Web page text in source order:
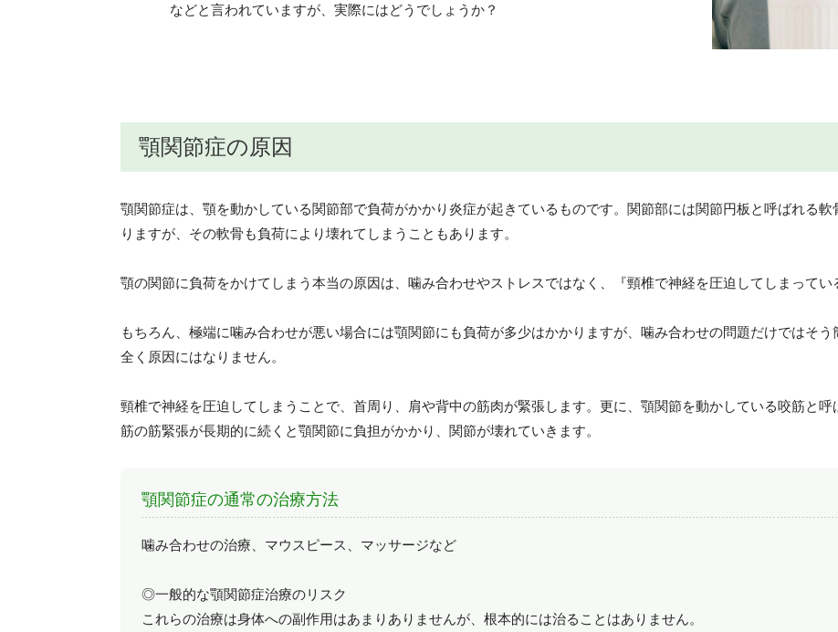
などと言われていますが、実際にはどうでしょうか？
顎関節症の原因
顎関節症は、顎を動かしている関節部で負荷がかかり炎症が起きているものです。関節部には関節円板と呼ばれる
りますが、その軟骨も負荷により壊れてしまうこともあります。
顎の関節に負荷をかけてしまう本当の原因は、噛み合わせやストレスではなく、『頸椎で神経を圧迫してしまってい
もちろん、極端に噛み合わせが悪い場合には顎関節にも負荷が多少はかかりますが、噛み合わせの問題だけではそ
全く原因にはなりません。
頸椎で神経を圧迫してしまうことで、首周り、肩や背中の筋肉が緊張します。更に、顎関節を動かしている咬筋と
筋の筋緊張が長期的に続くと顎関節に負担がかかり、関節が壊れていきます。
顎関節症の通常の治療方法
噛み合わせの治療、マウスピース、マッサージなど
◎一般的な顎関節症治療のリスク
これらの治療は身体への副作用はあまりありませんが、根本的には治ることはありません。